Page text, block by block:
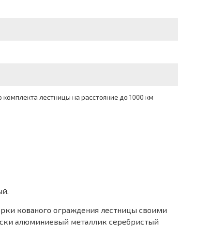
лестницы на расстояние до 1000 км
кованого ограждения лестницы своими
алюминиевый металлик серебристый